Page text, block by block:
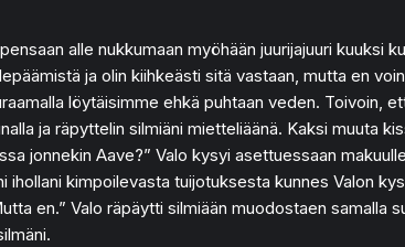
alle nukkumaan myöhään juurijajuuri kuuksi
ja olin kiihkeästi sitä vastaan, mutta en
löytäisimme ehkä puhtaan veden. Toivoin,
ja räpyttelin silmiäni mietteliäänä. Kaksi muuta
jonnekin Aave?” Valo kysyi asettuessaan
ihollani kimpoilevasta tuijotuksesta kunnes Valon
en.” Valo räpäytti silmiään muodostaen